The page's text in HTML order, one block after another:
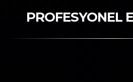
PROFESYONEL